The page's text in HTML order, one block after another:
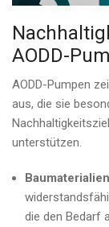
AODD-
AODD-Pumpen
aus, die sie
unterstützen.
Baumaterialien
die den Bedarf